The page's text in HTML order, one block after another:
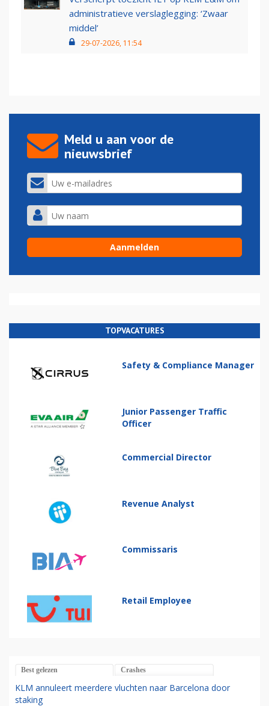
administratieve verslaglegging: ‘Zwaar
middel’
29-07-2026, 11:54
Meld u aan voor de
nieuwsbrief
TOPVACATURES
Safety & Compliance Manager
Junior Passenger Traffic
Officer
Commercial Director
Revenue Analyst
Commissaris
Retail Employee
Best gelezen Crashes
KLM annuleert meerdere vluchten naar Barcelona door
staking